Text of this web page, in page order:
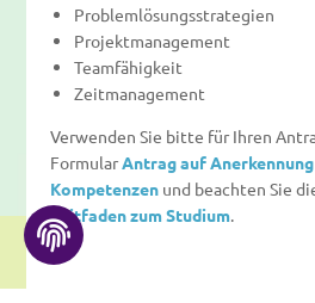
Problemlösungsstrategien
Projektmanagement
Teamfähigkeit
Zeitmanagement
Verwenden Sie bitte für Ihren
Formular Antrag auf
Kompetenzen und beachten Sie
Leitfaden zum Studium